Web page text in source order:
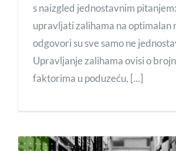
s naizgled jednostavnim
upravljati zalihama na optimalan
odgovori su sve samo ne
Upravljanje zalihama ovisi o
faktorima u poduzeću, [...]